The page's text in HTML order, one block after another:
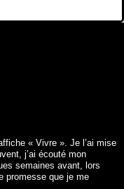
« Vivre ». Je l’ai mise
j’ai écouté mon
semaines avant, lors
promesse que je me